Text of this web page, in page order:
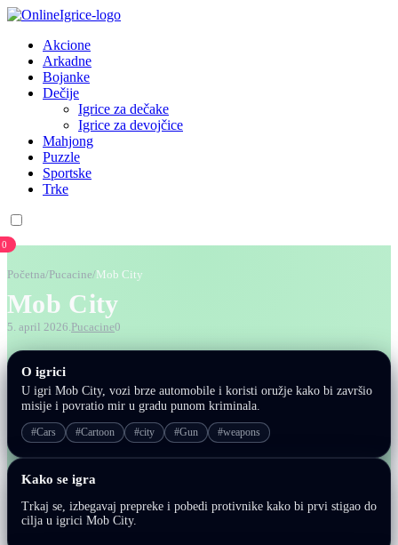
Akcione
Arkadne
Bojanke
Dečije
Igrice za dečake
Igrice za devojčice
Mahjong
Puzzle
Sportske
Trke
0
Početna/ Pucacine/Mob City
Mob City
5. april 2026.Pucacine0
O igrici
U igri Mob City, vozi brze automobile i koristi oružje kako bi završio
misije i povratio mir u gradu punom kriminala.
#Cars #Cartoon #city #Gun #weapons
Kako se igra
Trkaj se, izbegavaj prepreke i pobedi protivnike kako bi prvi stigao do
cilja u igrici Mob City.